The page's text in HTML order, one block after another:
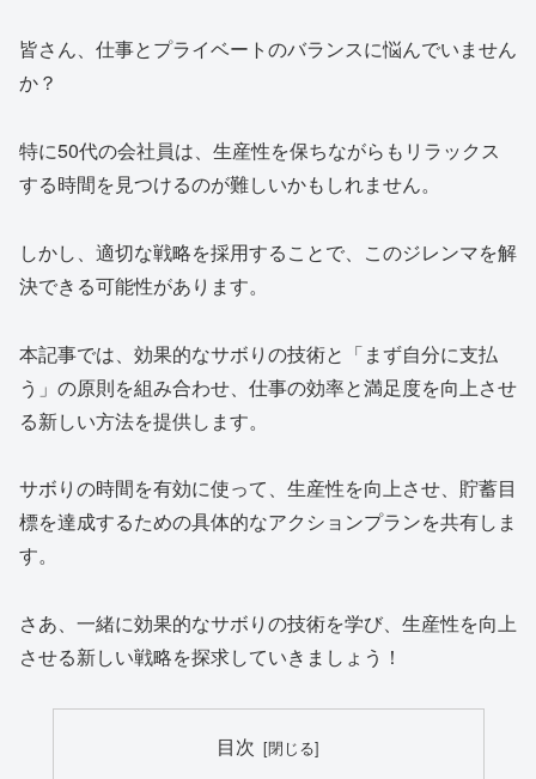
皆さん、仕事とプライベートのバランスに悩んでいません
か？
特に50代の会社員は、生産性を保ちながらもリラックス
する時間を見つけるのが難しいかもしれません。
しかし、適切な戦略を採用することで、このジレンマを解
決できる可能性があります。
本記事では、効果的なサボりの技術と「まず自分に支払
う」の原則を組み合わせ、仕事の効率と満足度を向上させ
る新しい方法を提供します。
サボりの時間を有効に使って、生産性を向上させ、貯蓄目
標を達成するための具体的なアクションプランを共有しま
す。
さあ、一緒に効果的なサボりの技術を学び、生産性を向上
させる新しい戦略を探求していきましょう！
目次